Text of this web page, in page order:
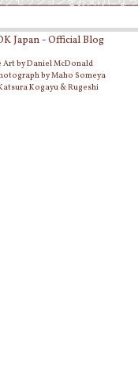
Japan - Official Blog
Art by Daniel McDonald
by Maho Someya
Kogayu & Rugeshi